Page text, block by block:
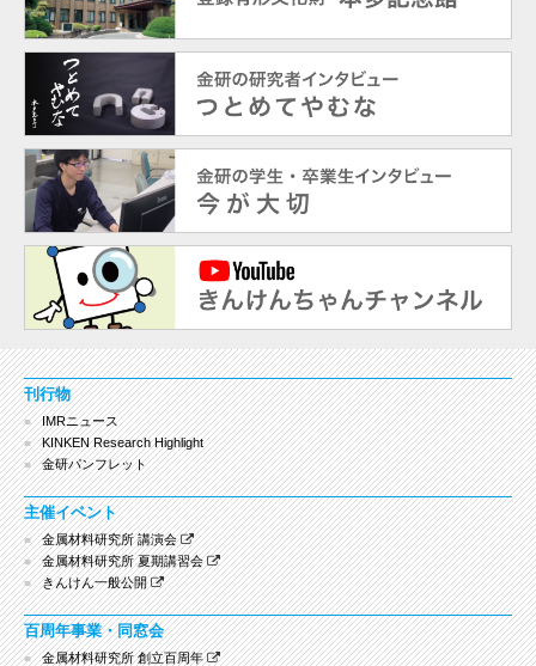
刊行物
IMRニュース
KINKEN Research Highlight
金研パンフレット
主催イベント
金属材料研究所 講演会
金属材料研究所 夏期講習会
きんけん一般公開
百周年事業・同窓会
金属材料研究所 創立百周年